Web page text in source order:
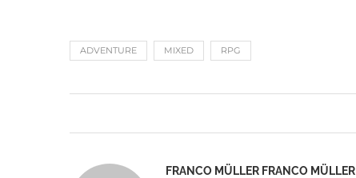
ADVENTURE MIXED RPG
FRANCO MÜLLER FRANCO MÜLLER